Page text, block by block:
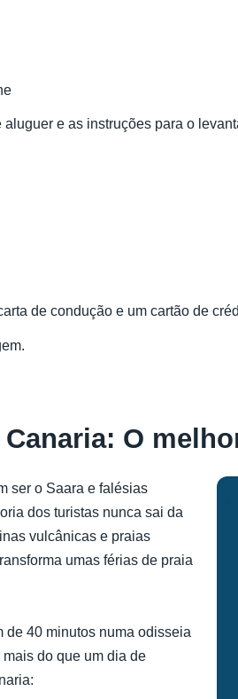
e as instruções para o
de condução e um cartão de
O
ser o Saara e falésias
dos turistas nunca sai da
vulcânicas e praias
umas férias de praia
de 40 minutos numa odisseia
do que um dia de